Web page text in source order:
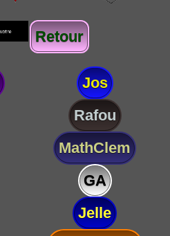
Retour
Jos
Rafou
MathClem
GA
Jelle